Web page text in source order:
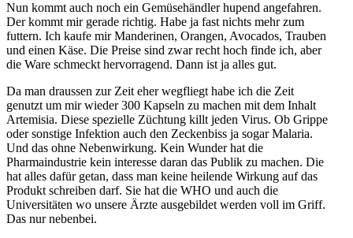
Nun kommt auch noch ein Gemüsehändler hupend angefahren.
Der kommt mir gerade richtig. Habe ja fast nichts mehr zum
futtern. Ich kaufe mir Manderinen, Orangen, Avocados, Trauben
und einen Käse. Die Preise sind zwar recht hoch finde ich, aber
die Ware schmeckt hervorragend. Dann ist ja alles gut.
Da man draussen zur Zeit eher wegfliegt habe ich die Zeit
genutzt um mir wieder 300 Kapseln zu machen mit dem Inhalt
Artemisia. Diese spezielle Züchtung killt jeden Virus. Ob Grippe
oder sonstige Infektion auch den Zeckenbiss ja sogar Malaria.
Und das ohne Nebenwirkung. Kein Wunder hat die
Pharmaindustrie kein interesse daran das Publik zu machen. Die
hat alles dafür getan, dass man keine heilende Wirkung auf das
Produkt schreiben darf. Sie hat die WHO und auch die
Universitäten wo unsere Ärzte ausgebildet werden voll im Griff.
Das nur nebenbei.